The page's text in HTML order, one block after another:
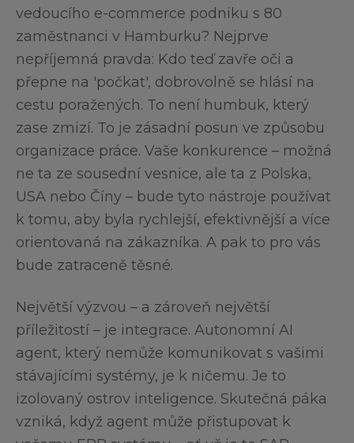
vedoucího e-commerce podniku s 80
zaměstnanci v Hamburku? Nejprve
nepříjemná pravda: Kdo teď zavře oči a
přepne na 'počkat', dobrovolně se hlásí na
cestu poražených. To není humbuk, který
zase zmizí. To je zásadní posun ve způsobu
organizace práce. Vaše konkurence – možná
ne ta ze sousední vesnice, ale ta z Polska,
USA nebo Číny – bude tyto nástroje používat
k tomu, aby byla rychlejší, efektivnější a více
orientovaná na zákazníka. A pak to pro vás
bude zatraceně těsné.
Největší výzvou – a zároveň největší
příležitostí – je integrace. Autonomní AI
agent, který nemůže komunikovat s vašimi
stávajícími systémy, je k ničemu. Je to
izolovaný ostrov inteligence. Skutečná páka
vzniká, když agent může přistupovat k